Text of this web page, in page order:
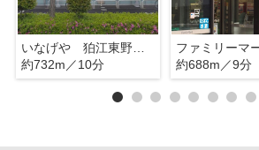
いなげや 狛江東野川店
約732m／10分
約688m／9分